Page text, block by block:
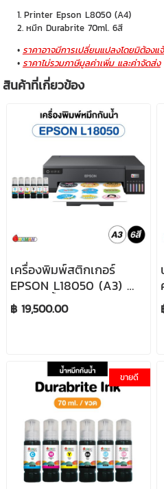
Printer Epson L8050 (A4)
หมึก Durabrite 70ml. 6สี
ราคาอาจมีการเปลี่ยนแปลงโดยมิต้องแ
ราคาไม่รวมภาษีมูลค่าเพิ่ม และค่าจัดส่ง
สินค้าที่เกี่ยวข้อง
เครื่องพิมพ์สติกเกอร์
EPSON L18050 (A3) น้ำ
หมึกกันน้ำ 100% จำนวน 6
สี
฿ 19,500.00
ขายดี